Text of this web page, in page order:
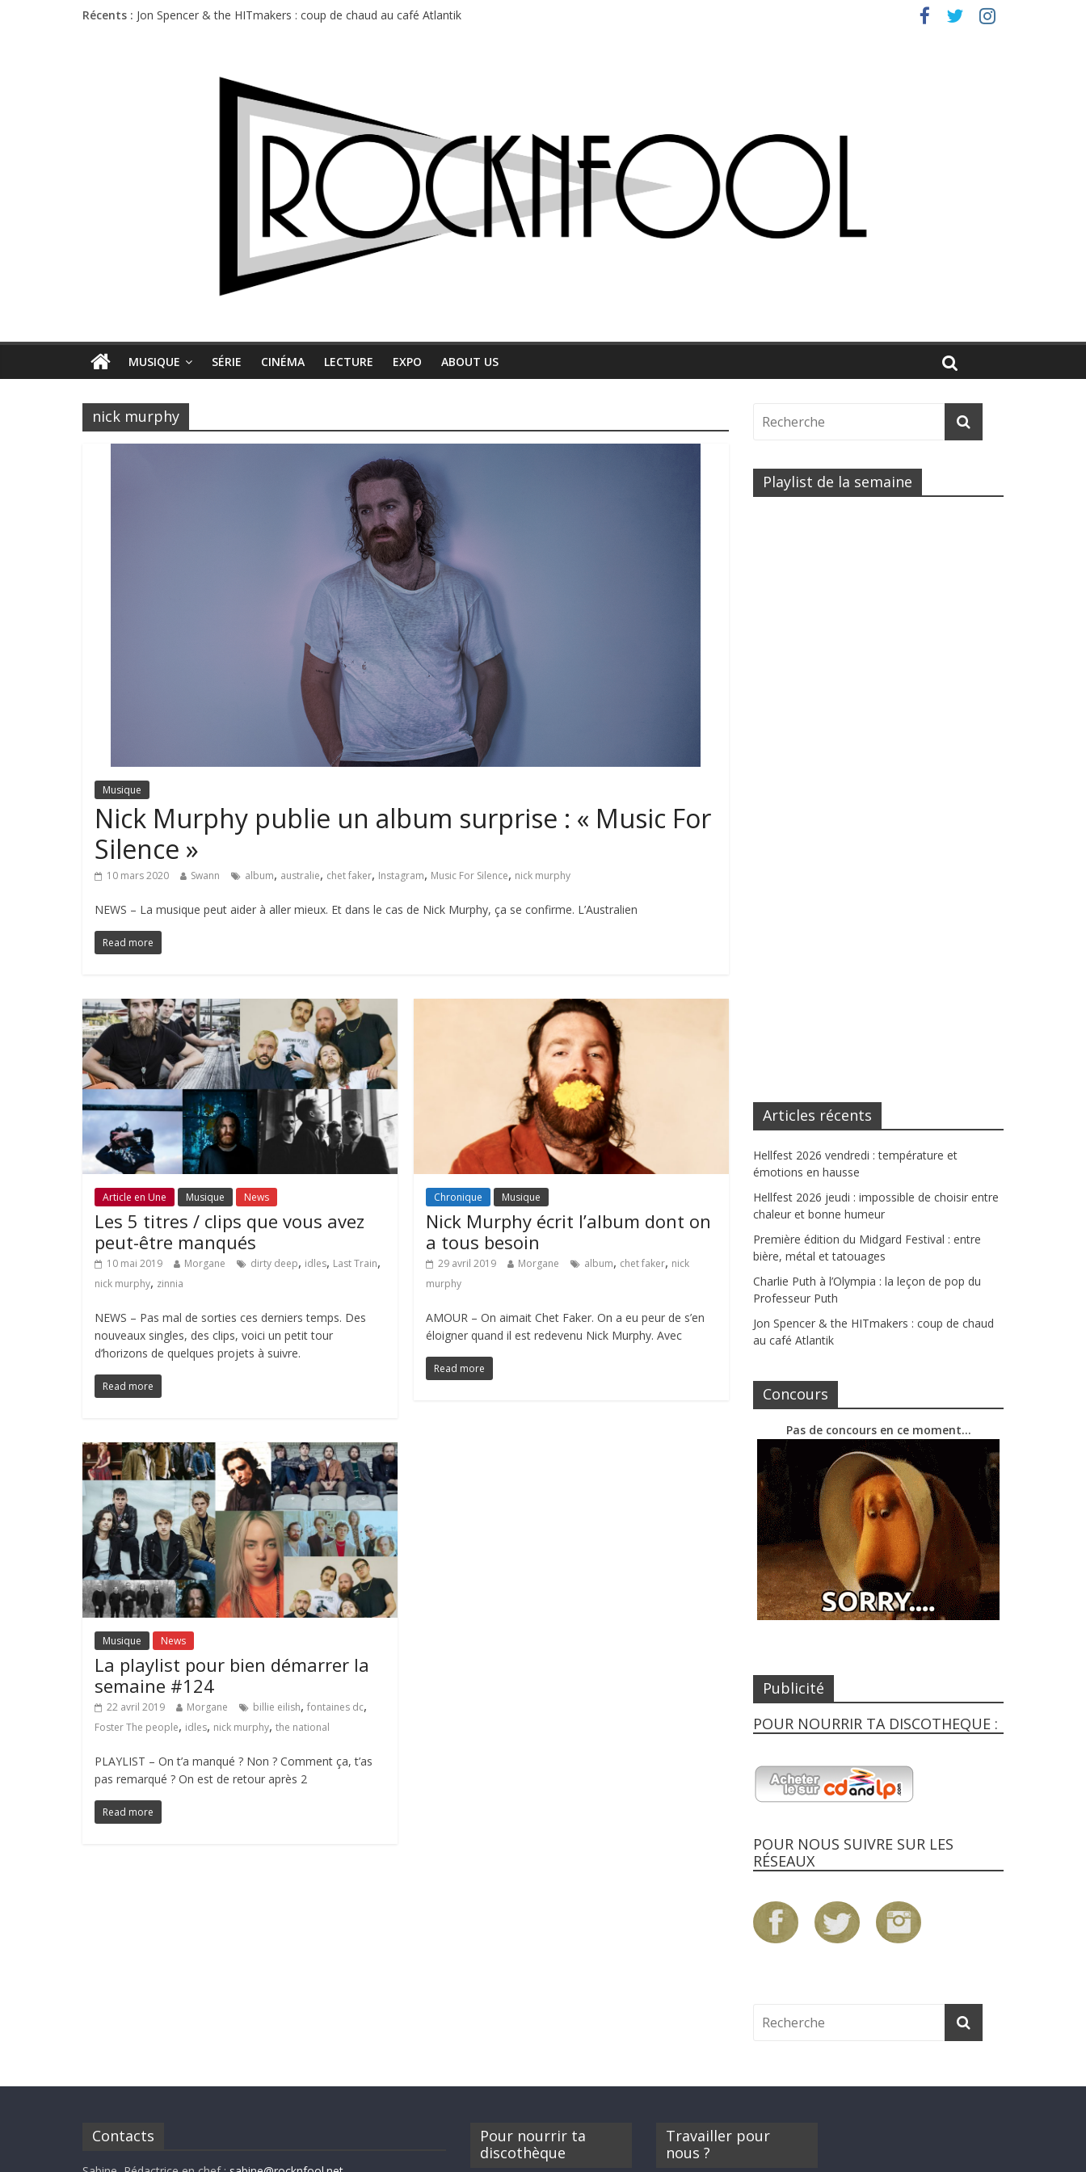
Récents : Jon Spencer & the HITmakers : coup de chaud au café Atlantik
Charlie Puth à l’Olympia : la leçon de pop du Professeur Puth
MUSIQUE SÉRIE CINÉMA LECTURE EXPO ABOUT US
nick murphy
Musique
Nick Murphy publie un album surprise : « Music For
Silence »
10 mars 2020 Swann album, australie, chet faker, Instagram, Music For Silence, nick murphy
NEWS – La musique peut aider à aller mieux. Et dans le cas de Nick Murphy, ça se confirme. L’Australien
Read more
Article en Une Musique News
Les 5 titres / clips que vous avez
peut-être manqués
10 mai 2019 Morgane dirty deep, idles, Last Train,
nick murphy, zinnia
NEWS – Pas mal de sorties ces derniers temps. Des
nouveaux singles, des clips, voici un petit tour
d’horizons de quelques projets à suivre.
Read more
Chronique Musique
Nick Murphy écrit l’album dont on
a tous besoin
29 avril 2019 Morgane album, chet faker, nick
murphy
AMOUR – On aimait Chet Faker. On a eu peur de s’en
éloigner quand il est redevenu Nick Murphy. Avec
Read more
Musique News
La playlist pour bien démarrer la
semaine #124
22 avril 2019 Morgane billie eilish, fontaines dc,
Foster The people, idles, nick murphy, the national
PLAYLIST – On t’a manqué ? Non ? Comment ça, t’as
pas remarqué ? On est de retour après 2
Read more
Playlist de la semaine
Articles récents
Hellfest 2026 vendredi : température et
émotions en hausse
Hellfest 2026 jeudi : impossible de choisir entre
chaleur et bonne humeur
Première édition du Midgard Festival : entre
bière, métal et tatouages
Charlie Puth à l’Olympia : la leçon de pop du
Professeur Puth
Jon Spencer & the HITmakers : coup de chaud
au café Atlantik
Concours
Pas de concours en ce moment…
Publicité
POUR NOURRIR TA DISCOTHEQUE :
POUR NOUS SUIVRE SUR LES
RÉSEAUX
Contacts
Pour nourrir ta
discothèque
Travailler pour
nous ?